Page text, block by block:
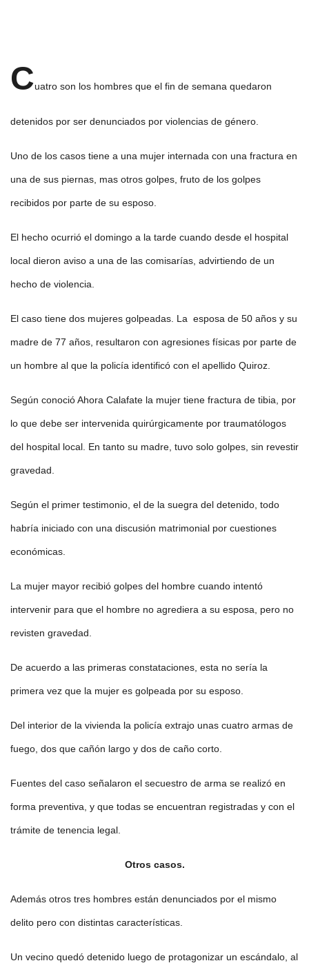
Cuatro son los hombres que el fin de semana quedaron
detenidos por ser denunciados por violencias de género.
Uno de los casos tiene a una mujer internada con una fractura en
una de sus piernas, mas otros golpes, fruto de los golpes
recibidos por parte de su esposo.
El hecho ocurrió el domingo a la tarde cuando desde el hospital
local dieron aviso a una de las comisarías, advirtiendo de un
hecho de violencia.
El caso tiene dos mujeres golpeadas. La esposa de 50 años y su
madre de 77 años, resultaron con agresiones físicas por parte de
un hombre al que la policía identificó con el apellido Quiroz.
Según conoció Ahora Calafate la mujer tiene fractura de tibia, por
lo que debe ser intervenida quirúrgicamente por traumatólogos
del hospital local. En tanto su madre, tuvo solo golpes, sin revestir
gravedad.
Según el primer testimonio, el de la suegra del detenido, todo
habría iniciado con una discusión matrimonial por cuestiones
económicas.
La mujer mayor recibió golpes del hombre cuando intentó
intervenir para que el hombre no agrediera a su esposa, pero no
revisten gravedad.
De acuerdo a las primeras constataciones, esta no sería la
primera vez que la mujer es golpeada por su esposo.
Del interior de la vivienda la policía extrajo unas cuatro armas de
fuego, dos que cañón largo y dos de caño corto.
Fuentes del caso señalaron el secuestro de arma se realizó en
forma preventiva, y que todas se encuentran registradas y con el
trámite de tenencia legal.
Otros casos.
Además otros tres hombres están denunciados por el mismo
delito pero con distintas características.
Un vecino quedó detenido luego de protagonizar un escándalo, al